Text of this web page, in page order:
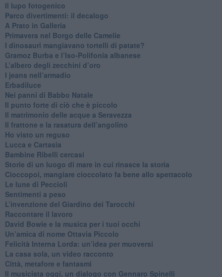
​Il lupo fotogenico
​Parco divertimenti: il decalogo
​A Prato in Galleria
​Primavera nel Borgo delle Camelie
I dinosauri mangiavano tortelli di patate?
​Gramoz Burba e l’Iso-Polifonia albanese
L’albero degli zecchini d’oro
​I jeans nell’armadio
Erbadiluce
Nei panni di Babbo Natale
​Il punto forte di ciò che è piccolo
​Il matrimonio delle acque a Seravezza
​Il frattone e la rasatura dell’angolino
​Ho visto un reguso
Lucca e Cartasia
Bambine Ribelli cercasi
Storie di un luogo di mare in cui rinasce la storia
Cioccopoi, mangiare cioccolato fa bene allo spettacolo
​Le lune di Peccioli
​Sentimenti a peso
​L’invenzione del Giardino dei Tarocchi
​Raccontare il lavoro
David Bowie e la musica per i tuoi occhi
Un’amica di nome Ottavia Piccolo
​Felicità Interna Lorda: un’idea per muoversi
​La casa sola, un video racconto
​Città, metafore e fantasmi
Il musicista oggi, un dialogo con Gennaro Spinelli